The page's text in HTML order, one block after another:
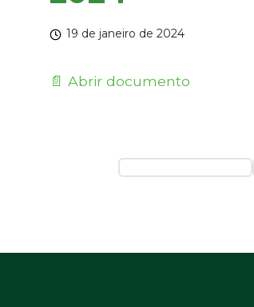
19 de janeiro de 2024
📄 Abrir documento